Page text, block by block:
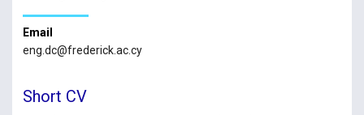
Email
eng.dc@frederick.ac.cy
Short CV